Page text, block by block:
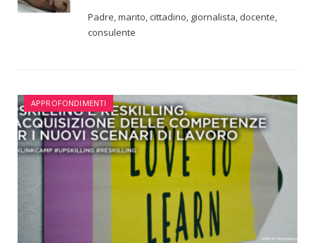
Padre, marito, cittadino, giornalista, docente,
consulente
APPROFONDIMENTI